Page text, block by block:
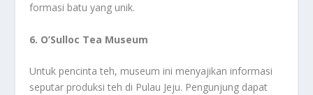
formasi batu yang unik.
6. O’Sulloc Tea Museum
Untuk pencinta teh, museum ini menyajikan informasi
seputar produksi teh di Pulau Jeju. Pengunjung dapat